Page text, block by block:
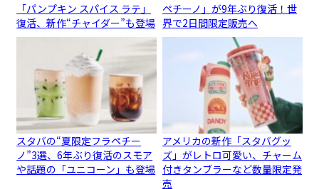
「パンプキン スパイス ラテ」
復活、新作“チャイダー”も登場
ペチーノ」が9年ぶり復活！世
界で2日間限定販売へ
スタバの“夏限定フラペチー
ノ”3選、6年ぶり復活のスモア
や話題の「ユニコーン」も登場
アメリカの新作「スタバグッ
ズ」がレトロ可愛い、チャーム
付きタンブラーなど数量限定発
売